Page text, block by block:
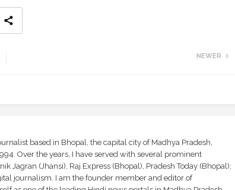
NEWER
based in Bhopal, the capital city of Madhya Pradesh,
Over the years, I have served with several prominent
Jagran (Jhansi), Raj Express (Bhopal), Pradesh Today (Bhopal);
journalism. I am the founder member and editor of